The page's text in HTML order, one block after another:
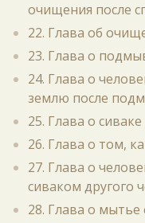
очищения после
22. Глава об
23. Глава о
24. Глава о
землю после
25. Глава о сиваке
26. Глава о том,
27. Глава о
сиваком другого
28. Глава о мытье